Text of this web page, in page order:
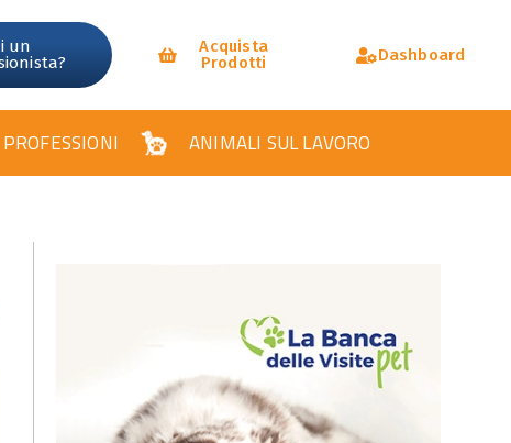
un
Acquista
Prodotti
Dashboard
PROFESSIONI ANIMALI SUL LAVORO